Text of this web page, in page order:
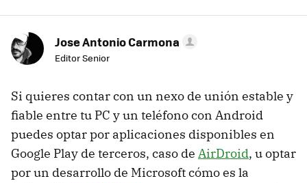
Jose Antonio Carmona
Editor Senior
Si quieres contar con un nexo de unión estable y
fiable entre tu PC y un teléfono con Android
puedes optar por aplicaciones disponibles en
Google Play de terceros, caso de AirDroid, u optar
por un desarrollo de Microsoft cómo es la